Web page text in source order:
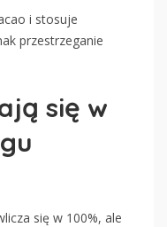
i stosuje
przestrzeganie
się w
się w 100%, ale